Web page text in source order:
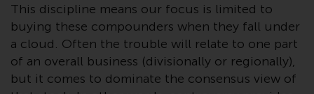
Verwaltungsvorschriften in Bezug
auf Organismen für gemeinsame
Anlagen in Wertpapieren
(UCITS/OGAW) (Richtlinie
2009/65/EG ) und die Richtlinie
This discipline means our focus is limited to
buying these compounders when they fall under
a cloud. Often the trouble will relate to one part
of an overall business (divisionally or regionally),
but it comes to dominate the consensus view of